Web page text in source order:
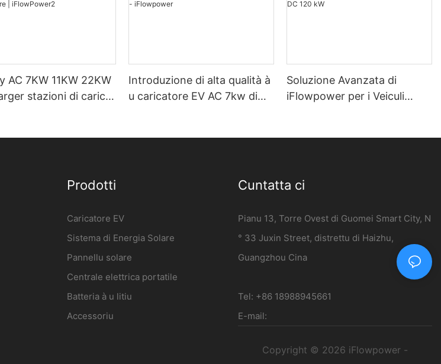
AC 7KW 11KW 22KW
stazioni di carica
Introduzione di alta qualità à
u caricatore EV AC 7kw di
Soluzione Avanzata di
iFlowpower per i Veiculi
Prodotti
Caricatore EV
Sistema di Energia Solare
Pannellu solare
Centrale elettrica portatile
Batteria à u litiu
Accessoriu
Cuntatta ci
Pianu 13, Torre Ovest di Guomei Smart City, N
° 33 Juxin Street, distrettu di Haizhu,
Guangzhou Cina
Tel: +86 18988945661
E-mail:
Copyright © 2026 iFlowpower -